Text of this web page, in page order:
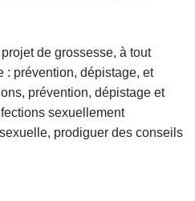
de grossesse, à tout
: prévention, dépistage, et
, prévention, dépistage et
sexuellement
, prodiguer des conseils